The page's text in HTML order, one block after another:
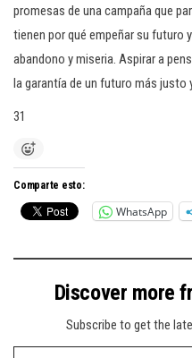
promesas de una campaña que
tienen por qué empeñar su futuro
abandono y miseria. Aspirar a
la garantía de un futuro más justo
31
Comparte esto:
WhatsApp
Discover more
Subscribe to get the
Type your email…